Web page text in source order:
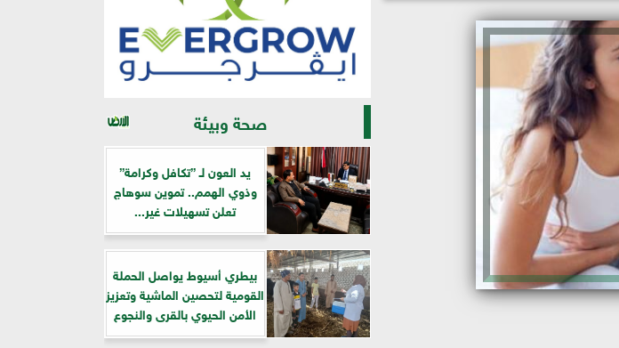
صحة وبيئة
يد العون لـ ”تكافل وكرامة”
وذوي الهمم.. تموين سوهاج
تعلن تسهيلات غير...
بيطري أسيوط يواصل الحملة
القومية لتحصين الماشية وتعزيز
الأمن الحيوي بالقرى والنجوع